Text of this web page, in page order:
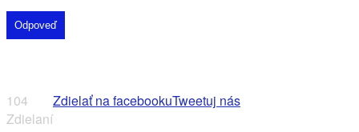
Odpoveď
104
Zdielaní
Zdielať na facebookuTweetuj nás